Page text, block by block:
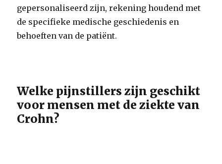
gepersonaliseerd zijn, rekening houdend met
de specifieke medische geschiedenis en
behoeften van de patiënt.
Welke pijnstillers zijn geschikt
voor mensen met de ziekte van
Crohn?